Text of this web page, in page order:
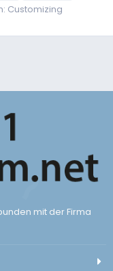
Customizing
mit der Firma